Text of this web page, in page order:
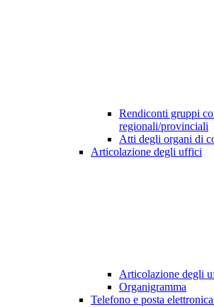
Rendiconti gruppi
regionali/provinciali
Atti degli organi di
Articolazione degli uffici
Articolazione degli
Organigramma
Telefono e posta elettronica